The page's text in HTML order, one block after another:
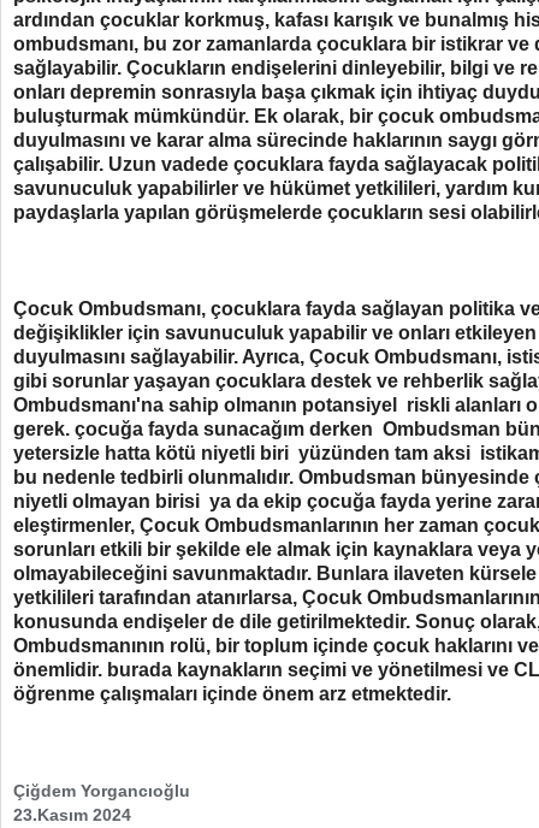
ardından çocuklar korkmuş, kafası karışık ve bunalmış
ombudsmanı, bu zor zamanlarda çocuklara bir istikrar
sağlayabilir. Çocukların endişelerini dinleyebilir, bilgi ve
onları depremin sonrasıyla başa çıkmak için ihtiyaç
buluşturmak mümkündür. Ek olarak, bir çocuk
duyulmasını ve karar alma sürecinde haklarının saygı
çalışabilir. Uzun vadede çocuklara fayda sağlayacak
savunuculuk yapabilirler ve hükümet yetkilileri, yardım
paydaşlarla yapılan görüşmelerde çocukların sesi
Çocuk Ombudsmanı, çocuklara fayda sağlayan politika
değişiklikler için savunuculuk yapabilir ve onları
duyulmasını sağlayabilir. Ayrıca, Çocuk Ombudsmanı,
gibi sorunlar yaşayan çocuklara destek ve rehberlik
Ombudsmanı'na sahip olmanın potansiyel riskli alanları
gerek. çocuğa fayda sunacağım derken Ombudsman
yetersizle hatta kötü niyetli biri yüzünden tam aksi
bu nedenle tedbirli olunmalıdır. Ombudsman bünyesinde
niyetli olmayan birisi ya da ekip çocuğa fayda yerine
eleştirmenler, Çocuk Ombudsmanlarının her zaman
sorunları etkili bir şekilde ele almak için kaynaklara veya
olmayabileceğini savunmaktadır. Bunlara ilaveten
yetkilileri tarafından atanırlarsa, Çocuk Ombudsmanlarının
konusunda endişeler de dile getirilmektedir. Sonuç
Ombudsmanının rolü, bir toplum içinde çocuk haklarını
önemlidir. burada kaynakların seçimi ve yönetilmesi ve
öğrenme çalışmaları içinde önem arz etmektedir.
Çiğdem Yorgancıoğlu
23.Kasım 2024